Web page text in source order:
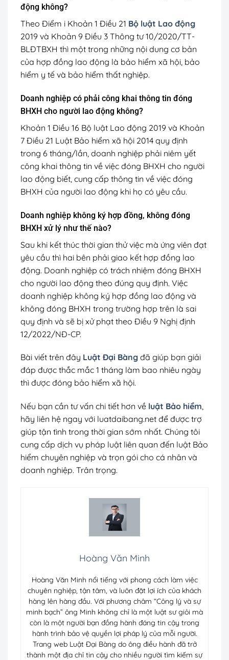
động không?
Theo Điểm i Khoản 1 Điều 21 Bộ luật Lao động
2019 và Khoản 9 Điều 3 Thông tư 10/2020/TT-
BLĐTBXH thì một trong những nội dung cơ bản
của hợp đồng lao động là bảo hiểm xã hội, bảo
hiểm y tế và bảo hiểm thất nghiệp.
Doanh nghiệp có phải công khai thông tin đóng
BHXH cho người lao động không?
Khoản 1 Điều 16 Bộ luật Lao động 2019 và Khoản
7 Điều 21 Luật Bảo hiểm xã hội 2014 quy định
trong 6 tháng/lần, doanh nghiệp phải niêm yết
công khai thông tin về việc đóng BHXH cho người
lao động biết, cung cấp thông tin về việc đóng
BHXH của người lao động khi họ có yêu cầu.
Doanh nghiệp không ký hợp đồng, không đóng
BHXH xử lý như thế nào?
Sau khi kết thúc thời gian thử việc mà ứng viên đạt
yêu cầu thì hai bên phải giao kết hợp đồng lao
động. Doanh nghiệp có trách nhiệm đóng BHXH
cho người lao động theo đúng quy định. Việc
doanh nghiệp không ký hợp đồng lao động và
không đóng BHXH trong trường hợp trên là sai
quy định và sẽ bị xử phạt theo Điều 9 Nghị định
12/2022/NĐ-CP.
Bài viết trên đây Luật Đại Bàng đã giúp bạn giải
đáp được thắc mắc 1 tháng làm bao nhiêu ngày
thì được đóng bảo hiểm xã hội.
Nếu bạn cần tư vấn chi tiết hơn về luật Bảo hiểm,
hãy liên hệ ngay với luatdaibang.net để được trợ
giúp tận tình trong thời gian sớm nhất. Chúng tôi
cung cấp dịch vụ pháp luật liên quan đến luật Bảo
hiểm chuyên nghiệp và trọn gói cho cá nhân và
doanh nghiệp. Trân trọng.
Hoàng Văn Minh
Hoàng Văn Minh nổi tiếng với phong cách làm việc
chuyên nghiệp, tận tâm, và luôn đặt lợi ích của khách
hàng lên hàng đầu. Với phương châm “Công lý và sự
minh bạch” ông Minh không chỉ là một luật sư giỏi mà
còn là một người bạn đồng hành đáng tin cậy trong
hành trình bảo vệ quyền lợi pháp lý của mỗi người.
Trang web Luật Đại Bàng do ông điều hành đã trở
thành một địa chỉ tin cậy cho nhiều người tìm kiếm sự